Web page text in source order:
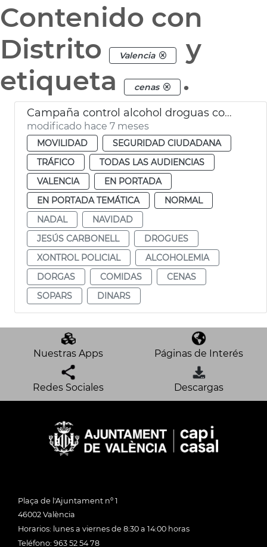
Contenido con
Distrito
Valencia
y
etiqueta
cenas .
Campaña control alcohol droguas comidas empresa Navidad
modificado hace 7 meses
MOVILIDAD
SEGURIDAD CIUDADANA
TRÁFICO
TODAS LAS AUDIENCIAS
VALENCIA
EN PORTADA
EN PORTADA TEMÁTICA
NORMAL
NADAL
NAVIDAD
JESÚS CARBONELL
DROGUES
XONTROL POLICIAL
ALCOHOLEMIA
DORGAS
COMIDAS
CENAS
SOPARS
DINARS
Nuestras Apps Páginas de Interés
Redes Sociales Descargas
Plaça de l'Ajuntament nº 1
46002 València
Horarios: lunes a viernes de 8:30 a 14:00 horas
Teléfono: 963 52 54 78